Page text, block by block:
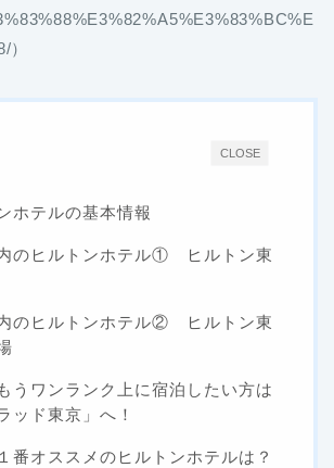
CLOSE
ホテルの基本情報
のヒルトンホテル① ヒルトン東
のヒルトンホテル② ヒルトン東
うワンランク上に宿泊したい方は
ッド東京」へ！
番オススメのヒルトンホテルは？